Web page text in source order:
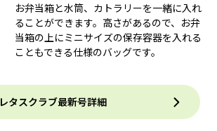
お弁当箱と水筒、カトラリーを一緒に入れ
ることができます。高さがあるので、お弁
当箱の上にミニサイズの保存容器を入れる
こともできる仕様のバッグです。
レタスクラブ最新号詳細